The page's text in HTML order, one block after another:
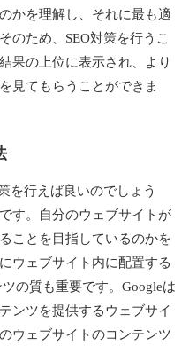
かを理解し、それに最も適
のため、SEO対策を行うこ
果の上位に表示され、より
見てもらうことができま
を行えば良いのでしょう
す。自分のウェブサイトが
ことを目指しているのかを
ウェブサイト内に配置する
の質も重要です。Googleは
ンツを提供するウェブサイ
ウェブサイトのコンテンツ